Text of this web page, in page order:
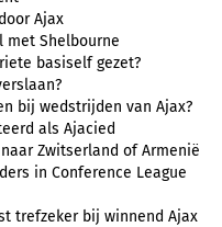
Ajax
met Shelbourne
basiself gezet?
bij wedstrijden van Ajax?
als Ajacied
Zwitserland of Armenië
in Conference League
trefzeker bij winnend Ajax